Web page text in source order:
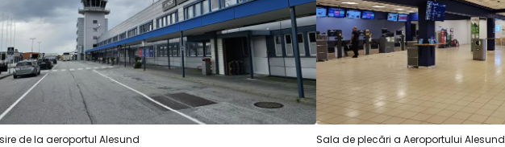
de la aeroportul Alesund Sala de plecări a Aeroportului Alesund